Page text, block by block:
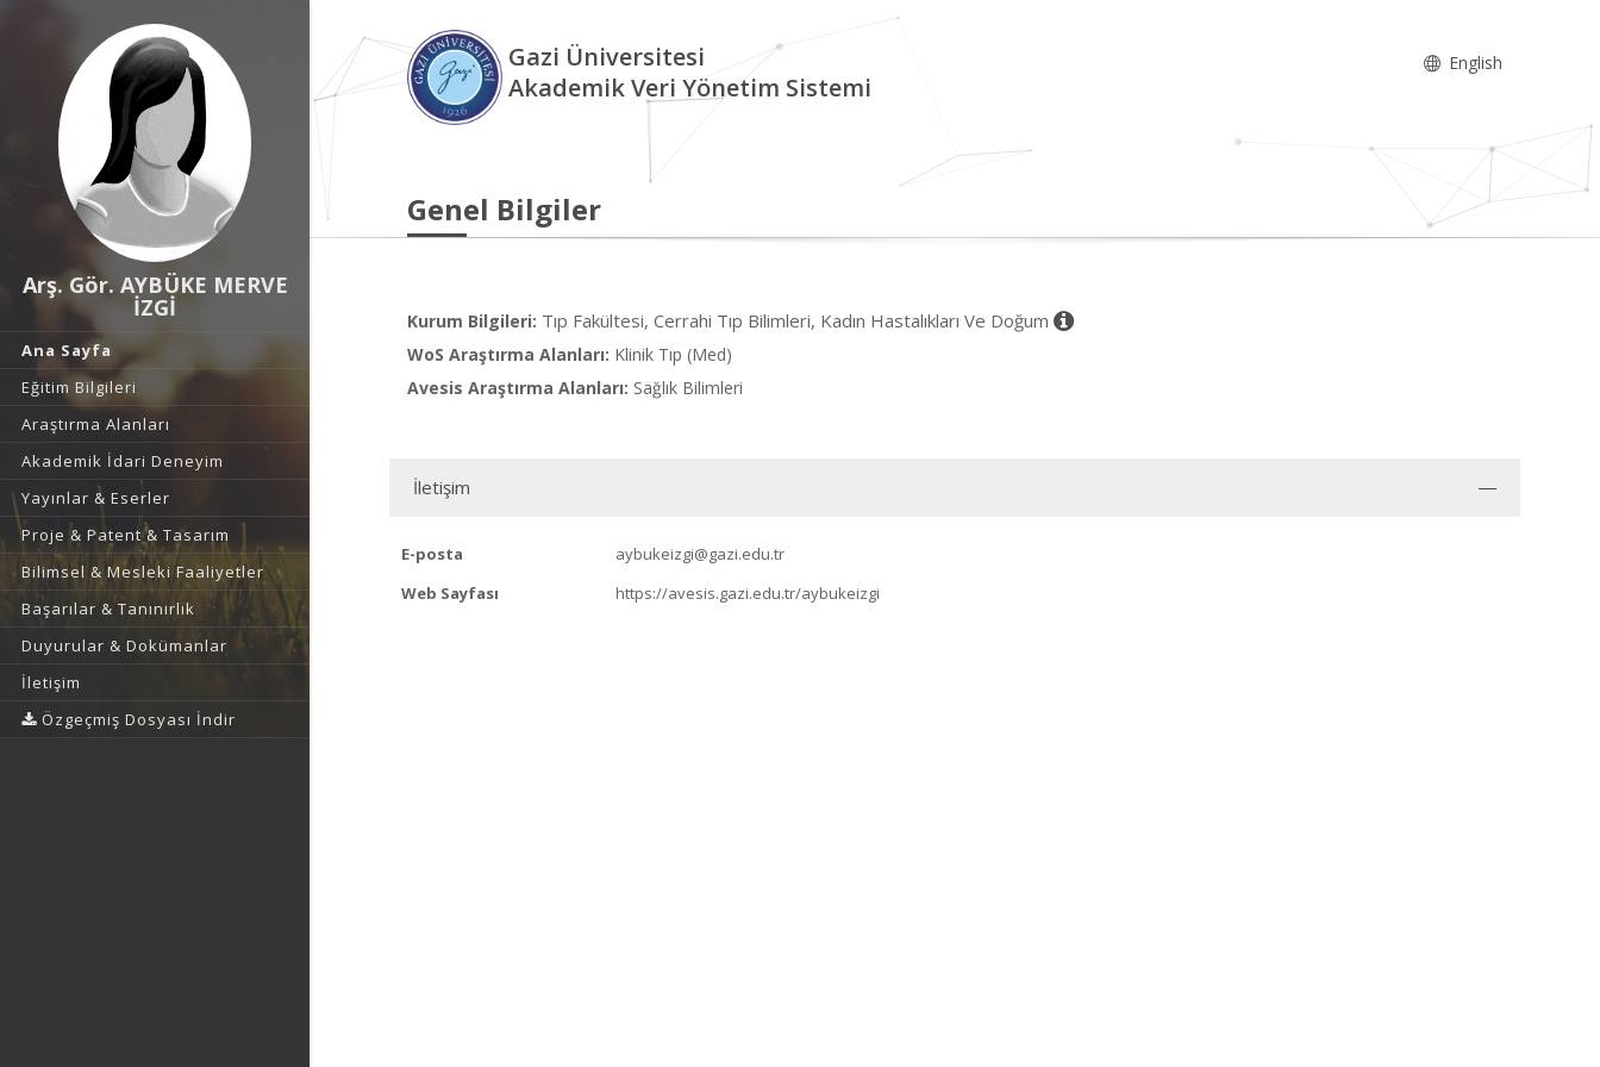
Arş. Gör. AYBÜKE MERVE
İZGİ
Ana Sayfa
Eğitim Bilgileri
Araştırma Alanları
Akademik İdari Deneyim
Yayınlar & Eserler
Proje & Patent & Tasarım
Bilimsel & Mesleki Faaliyetler
Başarılar & Tanınırlık
Duyurular & Dokümanlar
İletişim
Özgeçmiş Dosyası İndir
Gazi Üniversitesi
Akademik Veri Yönetim Sistemi
English
Genel Bilgiler
Kurum Bilgileri: Tıp Fakültesi, Cerrahi Tıp Bilimleri, Kadın Hastalıkları Ve Doğum
WoS Araştırma Alanları: Klinik Tıp (Med)
Avesis Araştırma Alanları: Sağlık Bilimleri
İletişim
E-posta
aybukeizgi@gazi.edu.tr
Web Sayfası
https://avesis.gazi.edu.tr/aybukeizgi